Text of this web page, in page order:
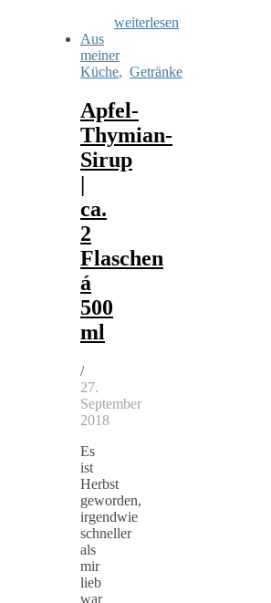
weiterlesen
Aus
meiner
Küche, Getränke
Apfel-
Thymian-
Sirup
|
ca.
2
Flaschen
á
500
ml
/
27.
September
2018
Es
ist
Herbst
geworden,
irgendwie
schneller
als
mir
lieb
war